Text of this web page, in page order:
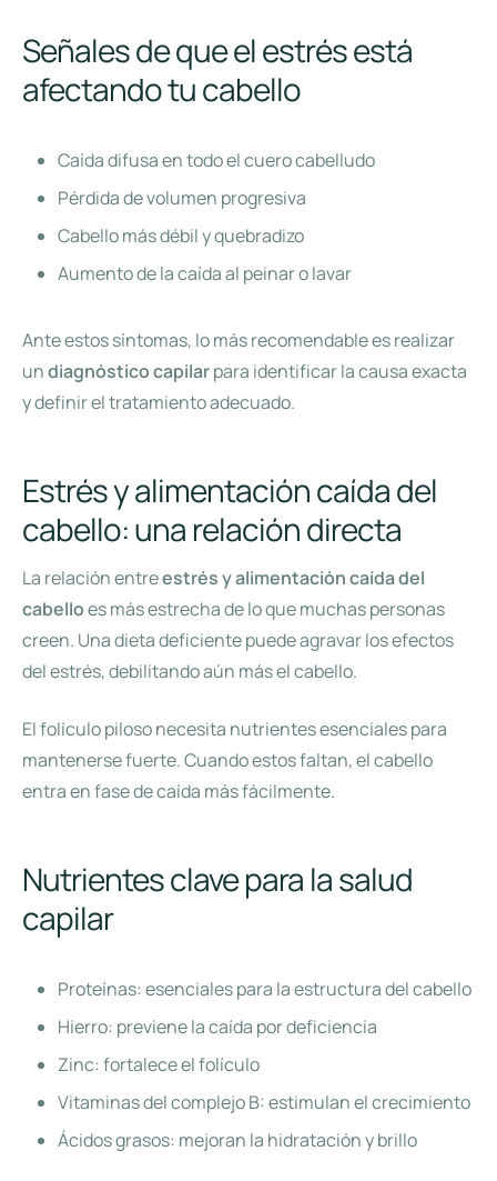
Señales de que el estrés está
afectando tu cabello
Caída difusa en todo el cuero cabelludo
Pérdida de volumen progresiva
Cabello más débil y quebradizo
Aumento de la caída al peinar o lavar
Ante estos síntomas, lo más recomendable es realizar
undiagnóstico capilarpara identificar la causa exacta
y definir el tratamiento adecuado.
Estrés y alimentación caída del
cabello: una relación directa
La relación entreestrés y alimentación caída del
cabelloes más estrecha de lo que muchas personas
creen. Una dieta deficiente puede agravar los efectos
del estrés, debilitando aún más el cabello.
El folículo piloso necesita nutrientes esenciales para
mantenerse fuerte. Cuando estos faltan, el cabello
entra en fase de caída más fácilmente.
Nutrientes clave para la salud
capilar
Proteínas: esenciales para la estructura del cabello
Hierro: previene la caída por deficiencia
Zinc: fortalece el folículo
Vitaminas del complejo B: estimulan el crecimiento
Ácidos grasos: mejoran la hidratación y brillo